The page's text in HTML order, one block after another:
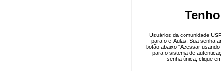
Usuários da comunidade
para o e-Aulas. Sua senha
botão abaixo "Acessar
para o sistema de
senha única, clique